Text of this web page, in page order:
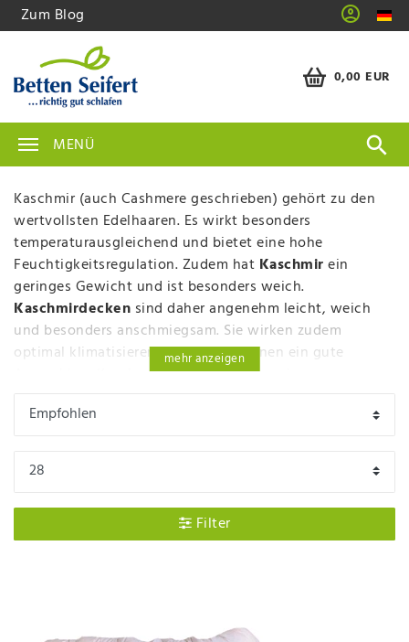
Zum Blog
0,00 EUR
MENÜ
Kaschmir (auch Cashmere geschrieben) gehört zu den
wertvollsten Edelhaaren. Es wirkt besonders
temperaturausgleichend und bietet eine hohe
Feuchtigkeitsregulation. Zudem hat Kaschmirein
geringes Gewicht und ist besonders weich.
Kaschmirdecken sind daher angenehm leicht, weich
und besonders anschmiegsam. Sie wirken zudem
optimal klimatisierend. Wir bieten Ihnen ein gute
Auswahl an Kaschmirdecken, die Sie nach
Jahreszeiten
sortieren können. Finden Sie
Nächte.
mehr anzeigen
Filter